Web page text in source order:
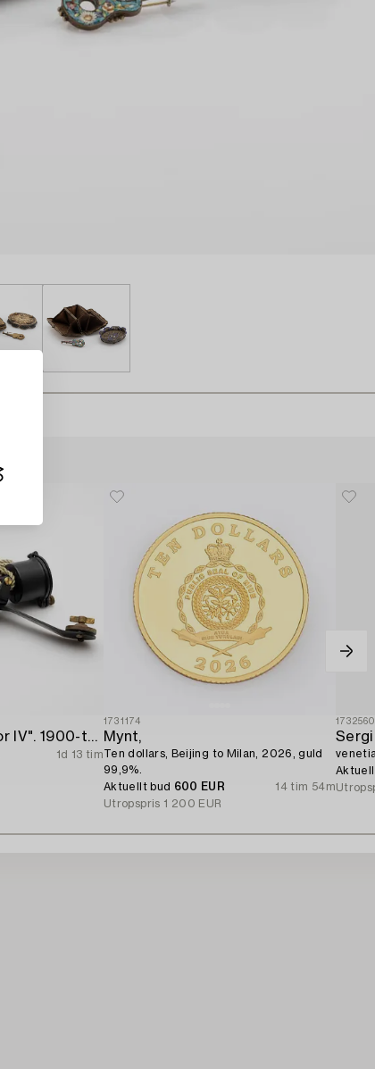
Släplogg "Excelsior IV". 1900-talets mitt.
1d 13 tim
1731174
Mynt,
Ten dollars, Beijing to Milan, 2026, guld
99,9%.
Aktuellt bud 600 EUR
14 tim 54m
Utropspris 1 200 EUR